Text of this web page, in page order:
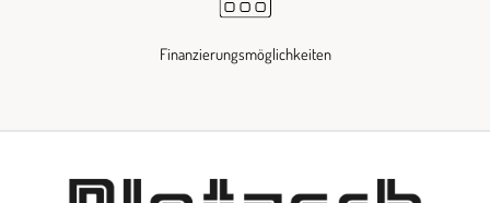
Finanzierungsmöglichkeiten